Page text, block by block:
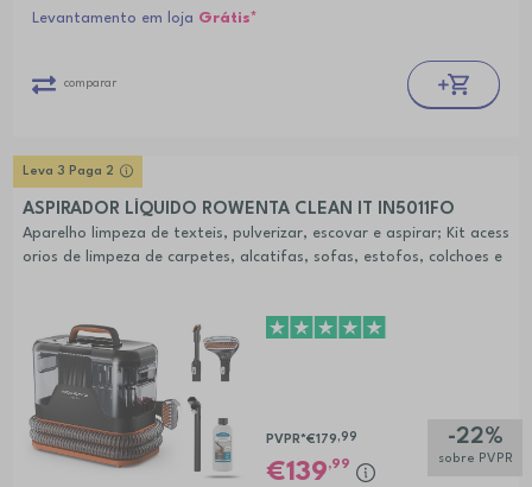
Levantamento em loja Grátis*
comparar
Leva 3 Paga 2
ASPIRADOR LÍQUIDO ROWENTA CLEAN IT IN5011FO
Aparelho limpeza de texteis, pulverizar, escovar e aspirar; Kit acess
orios de limpeza de carpetes, alcatifas, sofas, estofos, colchoes e
-22%
sobre PVPR
PVPR*€179 ,99
139,99